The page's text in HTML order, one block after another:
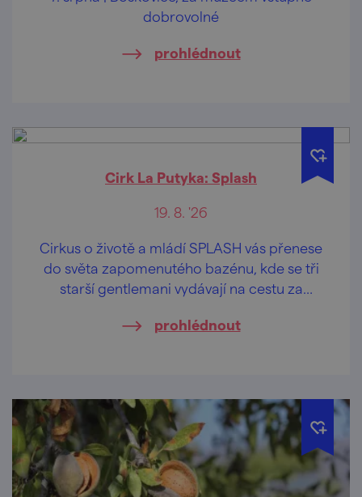
dobrovolné
prohlédnout
Cirk La Putyka: Splash
19. 8. '26
Cirkus o životě a mládí SPLASH vás přenese
do světa zapomenutého bazénu, kde se tři
starší gentlemani vydávají na cestu za
každodenní rutinou ztratili schopnost vnímat
prohlédnout